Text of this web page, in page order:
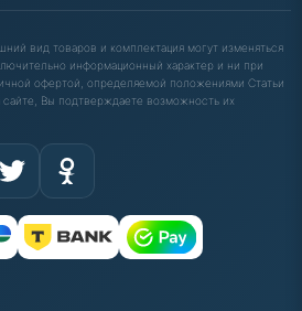
вид товаров и комплектация могут изменяться
информационный характер и ни при
офертой, определяемой положениями Статьи
Вы подтверждаете возможность их